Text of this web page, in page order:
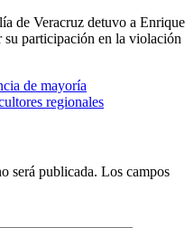
de Veracruz detuvo a Enrique
participación en la violación
de mayoría
regionales
será publicada. Los campos